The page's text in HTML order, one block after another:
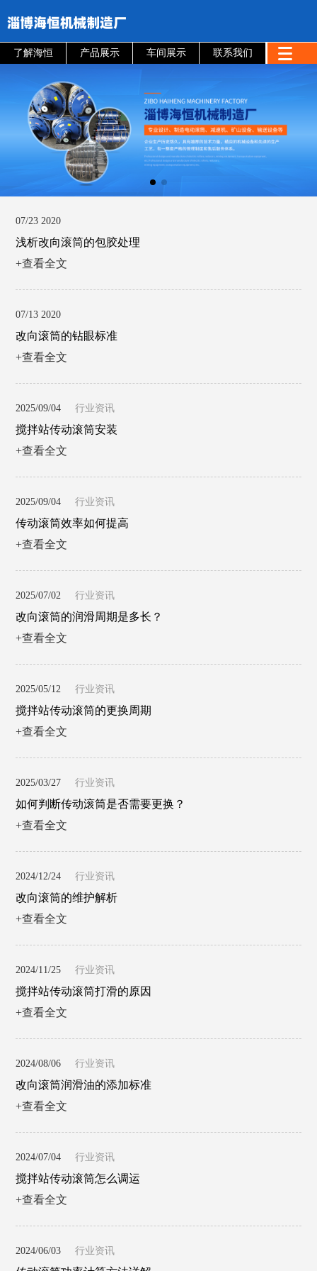
了解海恒 产品展示 车间展示 联系我们
07/23 2020
浅析改向滚筒的包胶处理
+查看全文
07/13 2020
改向滚筒的钻眼标准
+查看全文
2025/09/04 行业资讯
搅拌站传动滚筒安装
+查看全文
2025/09/04 行业资讯
传动滚筒效率如何提高
+查看全文
2025/07/02 行业资讯
改向滚筒的润滑周期是多长？
+查看全文
2025/05/12 行业资讯
搅拌站传动滚筒的更换周期
+查看全文
2025/03/27 行业资讯
如何判断传动滚筒是否需要更换？
+查看全文
2024/12/24 行业资讯
改向滚筒的维护解析
+查看全文
2024/11/25 行业资讯
搅拌站传动滚筒打滑的原因
+查看全文
2024/08/06 行业资讯
改向滚筒润滑油的添加标准
+查看全文
2024/07/04 行业资讯
搅拌站传动滚筒怎么调运
+查看全文
2024/06/03 行业资讯